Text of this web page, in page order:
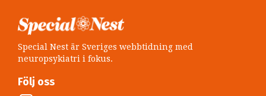
Special Nest är Sveriges webbtidning med
neuropsykiatri i fokus.
Följ oss